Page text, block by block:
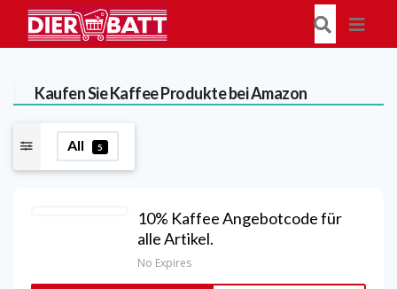
Kaufen Sie Kaffee Produkte bei Amazon
All 5
10% Kaffee Angebotcode für
alle Artikel.
No Expires